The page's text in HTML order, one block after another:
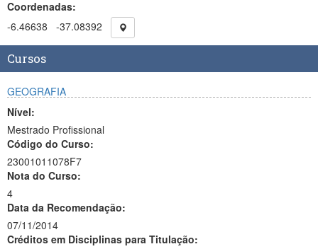
Coordenadas:
-6.46638
-37.08392
Cursos
GEOGRAFIA
Nível:
Mestrado Profissional
Código do Curso:
23001011078F7
Nota do Curso:
4
Data da Recomendação:
07/11/2014
Créditos em Disciplinas para Titulação: